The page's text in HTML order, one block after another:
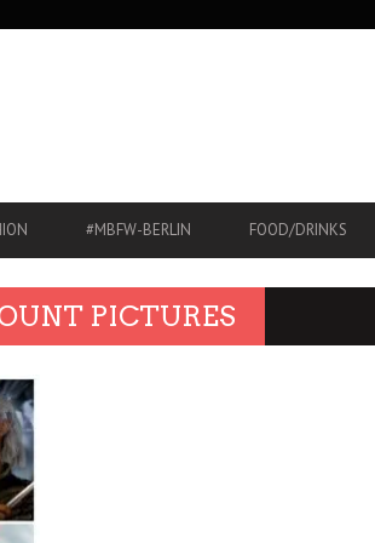
#MBFW-BERLIN FOOD/DRINKS
PICTURES